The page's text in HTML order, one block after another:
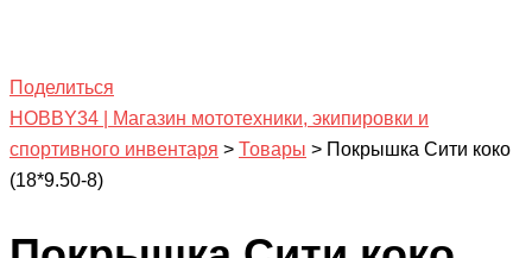
Поделиться
HOBBY34 | Магазин мототехники, экипировки и
спортивного инвентаря > Товары > Покрышка Сити коко
(18*9.50-8)